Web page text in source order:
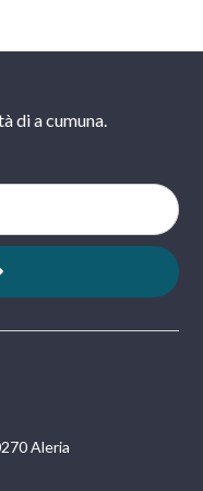
di a cumuna.
Aleria